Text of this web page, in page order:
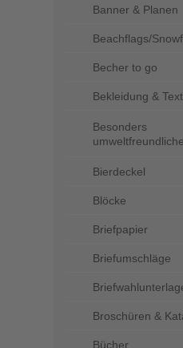
Banner & Planen
Beachflags/
Becher to go
Bekleidung &
Besonders
Bierdeckel
Blöcke
Briefpapier
Briefumschläge
Broschüren &
Bücher